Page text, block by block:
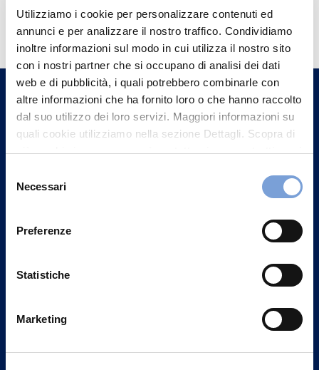
Utilizziamo i cookie per personalizzare contenuti ed
annunci e per analizzare il nostro traffico. Condividiamo
inoltre informazioni sul modo in cui utilizza il nostro sito
con i nostri partner che si occupano di analisi dei dati
web e di pubblicità, i quali potrebbero combinarle con
altre informazioni che ha fornito loro o che hanno raccolto
dal suo utilizzo dei loro servizi. Maggiori informazioni su
quali cookie utilizziamo nella sezione Dettagli. Scopra di
più su chi siamo, come può contattarci e come trattiamo i
può trovare nel footer del sito nella sezione "Informativa
delNecessari
Preferenze
Statistiche
Marketing
Hai bisogno di
informazioni?
Trova l'Agenzia più vicina a te e parla con
un nostro Agente.
Contattaci
Via Ignazio Gardella, 2